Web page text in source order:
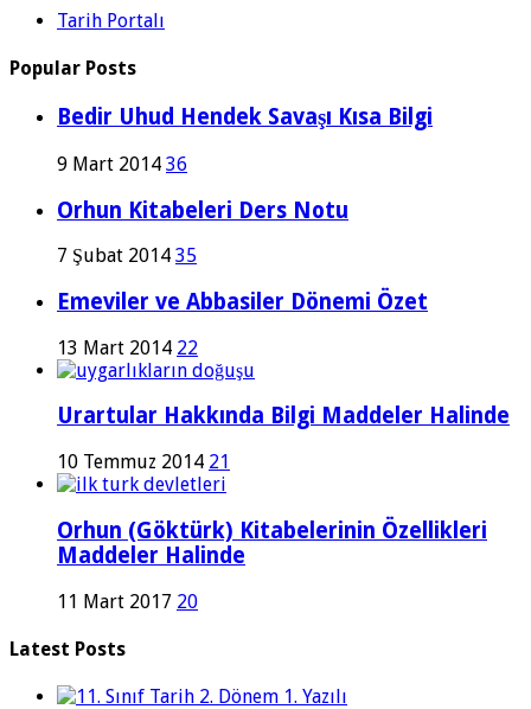
Tarih Portalı
Popular Posts
Bedir Uhud Hendek Savaşı Kısa Bilgi
9 Mart 2014 36
Orhun Kitabeleri Ders Notu
7 Şubat 2014 35
Emeviler ve Abbasiler Dönemi Özet
13 Mart 2014 22
Urartular Hakkında Bilgi Maddeler Halinde
10 Temmuz 2014 21
Orhun (Göktürk) Kitabelerinin Özellikleri
Maddeler Halinde
11 Mart 2017 20
Latest Posts